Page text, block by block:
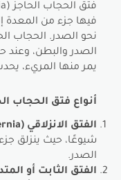
فيها جزء من المعدة
نحو الصدر. الحجاب
الصدر والبطن،
يمر منها المريء،
أنواع فتق الحجاب
الفتق الانزلاقي (Sliding Hiatal Hernia)
شيوعًا، حيث ينزلق
الصدر.